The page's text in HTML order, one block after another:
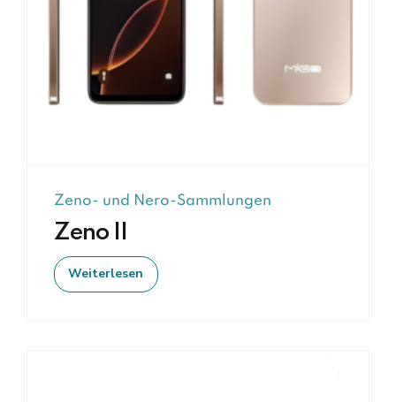
Zeno- und Nero-Sammlungen
Zeno II
Weiterlesen